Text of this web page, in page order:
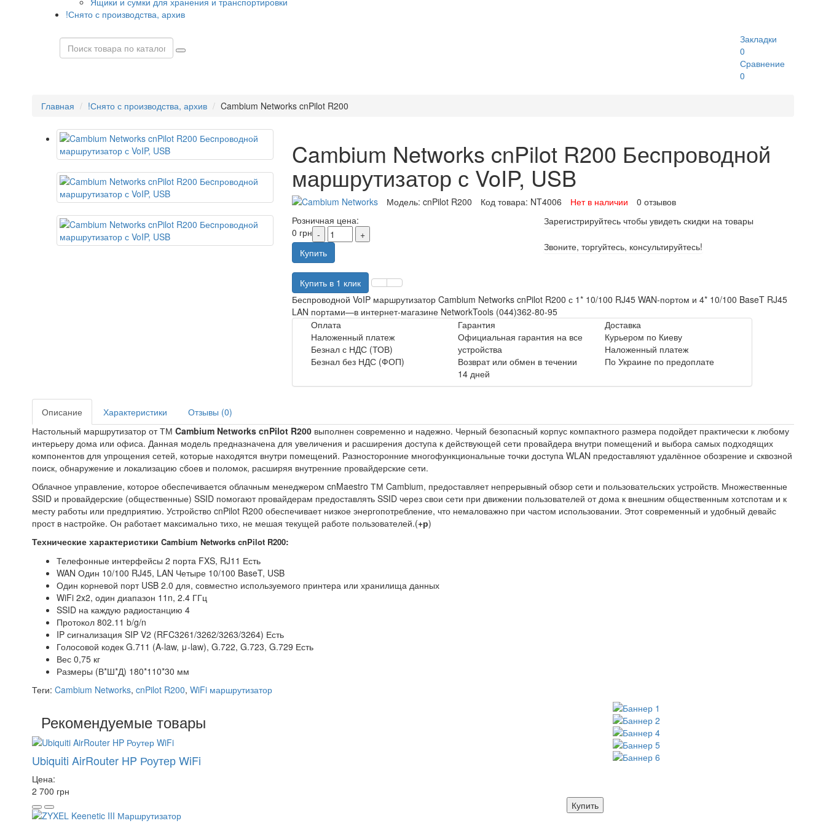
!Снято с производства, архив
Закладки
0
Сравнение
0
Главная !Снято с производства, архив Cambium Networks cnPilot R200
Cambium Networks cnPilot R200 Беcпроводной
маршрутизатор с VoIP, USB
Модель:cnPilot R200 Код товара: NT4006 Нет в наличии
0 отзывов
Розничная цена:
0 грн
Купить
Купить в 1 клик
Зарегистрируйтесь чтобы увидеть скидки на товары
Звоните, торгуйтесь, консультируйтесь!
Беспроводной VoIP маршрутизатор Cambium Networks cnPilot R200 с 1* 10/100 RJ45 WAN-портом и 4* 10/100 BaseT RJ45
LAN портами—в интернет-магазине NetworkTools (044)362-80-95
Оплата
Наложенный платеж
Безнал с НДС (ТОВ)
Безнал без НДС (ФОП)
Гарантия
Официальная гарантия на все
устройства
Возврат или обмен в течении
14 дней
Доставка
Курьером по Киеву
Наложенный платеж
По Украине по предоплате
Описание Характеристики
Отзывы (0)
Настольный маршрутизатор от ТМ Cambium Networks cnPilot R200 выполнен современно и надежно. Черный безопасный корпус компактного размера подойдет практически к любому
интерьеру дома или офиса. Данная модель предназначена для увеличения и расширения доступа к действующей сети провайдера внутри помещений и выбора самых подходящих
компонентов для упрощения сетей, которые находятся внутри помещений. Разносторонние многофункциональные точки доступа WLAN предоставляют удалённое обозрение и сквозной
поиск, обнаружение и локализацию сбоев и поломок, расширяя внутренние провайдерские сети.
Облачное управление, которое обеспечивается облачным менеджером cnMaestro ТМ Cambium, предоставляет непрерывный обзор сети и пользовательских устройств. Множественные
SSID и провайдерские (общественные) SSID помогают провайдерам предоставлять SSID через свои сети при движении пользователей от дома к внешним общественным хотспотам и к
месту работы или предприятию. Устройство cnPilot R200 обеспечивает низкое энергопотребление, что немаловажно при частом использовании. Этот современный и удобный девайс
прост в настройке. Он работает максимально тихо, не мешая текущей работе пользователей.(+р)
Технические характеристики Cambium Networks cnPilot R200:
Телефонные интерфейсы 2 порта FXS, RJ11 Есть
WAN Один 10/100 RJ45, LAN Четыре 10/100 BaseT, USB
Один корневой порт USB 2.0 для, совместно используемого принтера или хранилища данных
WiFi 2x2, один диапазон 11n, 2.4 ГГц
SSID на каждую радиостанцию 4
Протокол 802.11 b/g/n
IP сигнализация SIP V2 (RFC3261/3262/3263/3264) Есть
Голосовой кодек G.711 (A-law, μ-law), G.722, G.723, G.729 Есть
Вес 0,75 кг
Размеры (В*Ш*Д) 180*110*30 мм
Теги: Cambium Networks, cnPilot R200, WiFi маршрутизатор
Рекомендуемые товары
Ubiquiti AirRouter HP Роутер WiFi
Цена:
2 700 грн
Купить